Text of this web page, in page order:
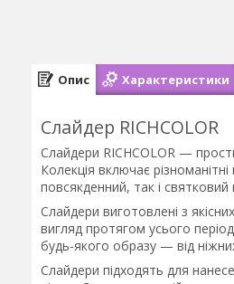
Опис Характеристики
Слайдер RICHCOLOR
Слайдери RICHCOLOR —
Колекція включає
повсякденний, так і святковий
Слайдери виготовлені з
вигляд протягом усього
будь-якого образу — від
Слайдери підходять для